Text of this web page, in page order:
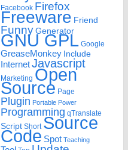
Facebook Firefox
Freeware Friend
Funny Generator
GNU GPL Google
GreaseMonkey Include
InternetJavascript
Marketing Open
Source Page
Plugin Portable Power
Programming qTranslate
Script Short Source
Code Spot Teaching